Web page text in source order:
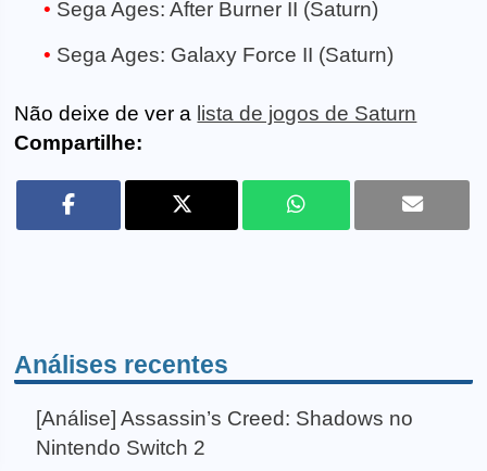
Sega Ages: After Burner II (Saturn)
Sega Ages: Galaxy Force II (Saturn)
Não deixe de ver a lista de jogos de Saturn
Compartilhe:
Análises recentes
[Análise] Assassin’s Creed: Shadows no
Nintendo Switch 2